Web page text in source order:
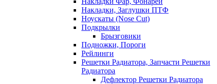
Накладки, Заглушки ПТФ
Ноускаты (Nose Cut)
Подкрылки
Брызговики
Подножки, Пороги
Рейлинги
Решетки Радиатора, Запчасти Решетки
Радиатора
Дефлектор Решетки Радиатора